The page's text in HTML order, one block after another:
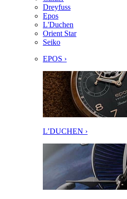
Dreyfuss
Epos
L'Duchen
Orient Star
Seiko
EPOS ›
L’DUCHEN ›